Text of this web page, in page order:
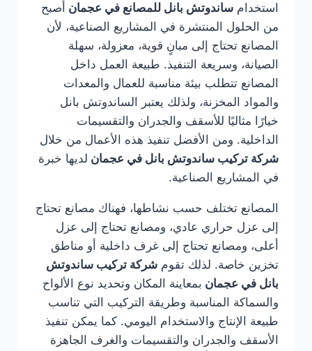
استخدام ساندوتش بانل للمصانع في عجمان أصبح
من الحلول المنتشرة في المشاريع الصناعية، لأن
المصانع تحتاج إلى مبانٍ قوية، معزولة، سهلة
الصيانة، وسريعة التنفيذ. طبيعة العمل داخل
المصانع تتطلب بيئة مناسبة للعمال والمعدات
والمواد المخزنة، ولذلك يعتبر الساندوتش بانل
خيارًا مثاليًا للأسقف والجدران والتقسيمات
الداخلية. ومن الأفضل تنفيذ هذه الأعمال من خلال
شركة تركيب ساندوتش بانل في عجمان لديها خبرة
في المشاريع الصناعية.
المصانع تختلف حسب نشاطها، فهناك مصانع تحتاج
إلى عزل حراري عادي، ومصانع تحتاج إلى عزل
أعلى، ومصانع تحتاج إلى غرف داخلية أو مناطق
تخزين خاصة. لذلك تقوم شركة تركيب ساندوتش
بانل في عجمان بمعاينة المكان وتحديد نوع الألواح
والسماكة المناسبة وطريقة التركيب التي تناسب
طبيعة الإنتاج والاستخدام اليومي. كما يمكن تنفيذ
الأسقف والجدران والتقسيمات والغرف الجاهزة